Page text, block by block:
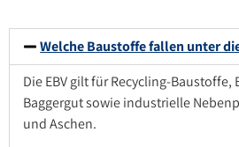
Welche Baustoffe fallen unter
Die EBV gilt für Recycling-
Baggergut sowie industrielle
und Aschen.